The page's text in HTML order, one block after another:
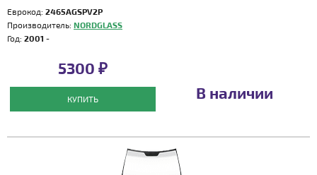
Еврокод: 2465AGSPV2P
Производитель: NORDGLASS
Год: 2001 -
5300 ₽
КУПИТЬ В наличии